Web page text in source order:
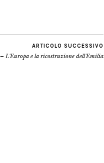
ARTICOLO SUCCESSIVO
L'Europa e la ricostruzione dell'Emilia